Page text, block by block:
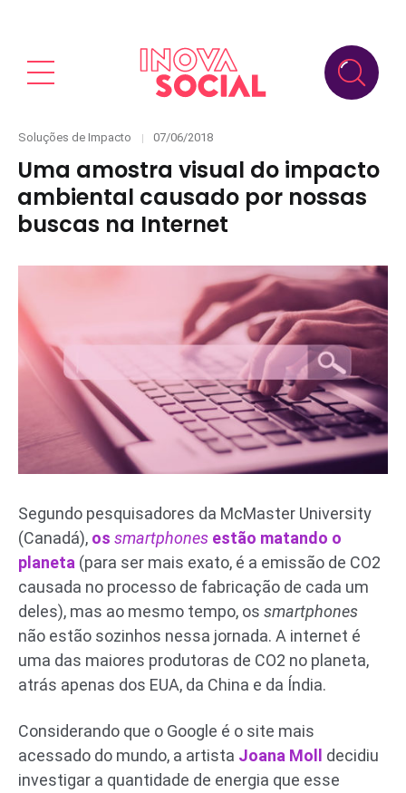
Categories
Soluções de Impacto
Posted
07/06/2018
Uma amostra visual do impacto
ambiental causado por nossas
buscas na Internet
Segundo pesquisadores da McMaster University
(Canadá), os smartphones estão matando o
planeta (para ser mais exato, é a emissão de CO2
causada no processo de fabricação de cada um
deles), mas ao mesmo tempo, os smartphones
não estão sozinhos nessa jornada. A internet é
uma das maiores produtoras de CO2 no planeta,
atrás apenas dos EUA, da China e da Índia.
Considerando que o Google é o site mais
acessado do mundo, a artista Joana Moll decidiu
investigar a quantidade de energia que esse